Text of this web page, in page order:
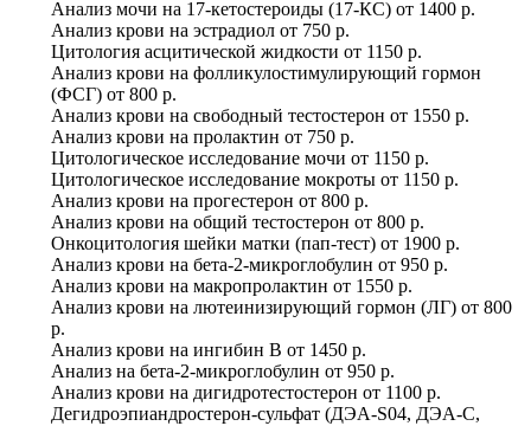
Анализ мочи на 17-кетостероиды (17-КС) от 1400 р.
Анализ крови на эстрадиол от 750 р.
Цитология асцитической жидкости от 1150 р.
Анализ крови на фолликулостимулирующий гормон
(ФСГ) от 800 р.
Анализ крови на свободный тестостерон от 1550 р.
Анализ крови на пролактин от 750 р.
Цитологическое исследование мочи от 1150 р.
Цитологическое исследование мокроты от 1150 р.
Анализ крови на прогестерон от 800 р.
Анализ крови на общий тестостерон от 800 р.
Онкоцитология шейки матки (пап-тест) от 1900 р.
Анализ крови на бета-2-микроглобулин от 950 р.
Анализ крови на макропролактин от 1550 р.
Анализ крови на лютеинизирующий гормон (ЛГ) от 800
р.
Анализ крови на ингибин B от 1450 р.
Анализ на бета-2-микроглобулин от 950 р.
Анализ крови на дигидротестостерон от 1100 р.
Дегидроэпиандростерон-сульфат (ДЭА-S04, ДЭА-С,